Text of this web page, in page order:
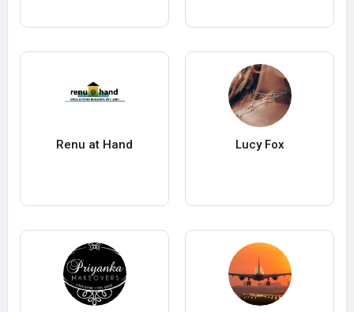
Renu at Hand Lucy Fox